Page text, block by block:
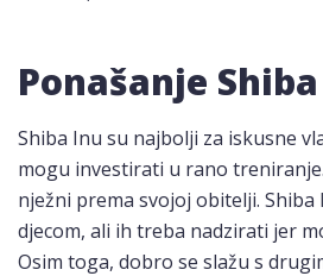
Ponašanje
Shiba Inu su najbolji za iskusne
mogu investirati u rano
nježni prema svojoj obitelji.
djecom, ali ih treba nadzirati jer
Osim toga, dobro se slažu s